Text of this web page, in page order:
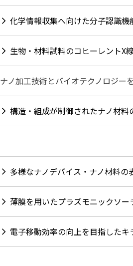
化学情報収集へ向けた分子認識
生物・材料試料のコヒーレントX
ナノ加工技術とバイオテクノロジー
構造・組成が制御されたナノ材
多様なナノデバイス・ナノ材料
薄膜を用いたプラズモニックソ
電子移動効率の向上を目指したキ